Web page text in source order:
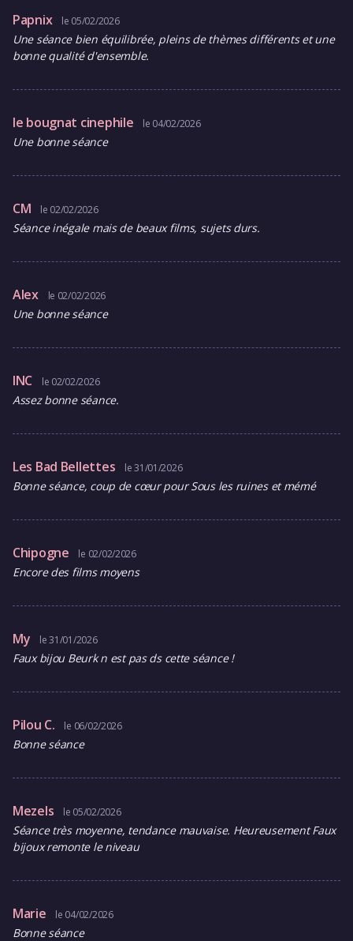
Papnix le 05/02/2026
Une séance bien équilibrée, pleins de thèmes différents et une
bonne qualité d'ensemble.
le bougnat cinephile le 04/02/2026
Une bonne séance
CM le 02/02/2026
Séance inégale mais de beaux films, sujets durs.
Alex le 02/02/2026
Une bonne séance
lNC le 02/02/2026
Assez bonne séance.
Les Bad Bellettes le 31/01/2026
Bonne séance, coup de cœur pour Sous les ruines et mémé
Chipogne le 02/02/2026
Encore des films moyens
My le 31/01/2026
Faux bijou Beurk n est pas ds cette séance !
Pilou C. le 06/02/2026
Bonne séance
Mezels le 05/02/2026
Séance très moyenne, tendance mauvaise. Heureusement Faux
bijoux remonte le niveau
Marie le 04/02/2026
Bonne séance